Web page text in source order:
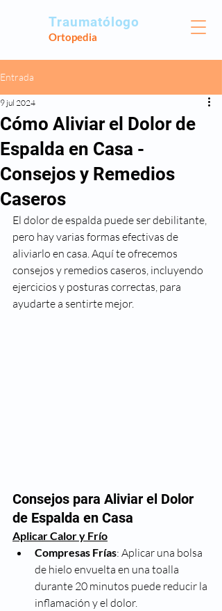
Traumatólogo
Ortopedia
Entrada
Cómo Aliviar el Dolor de
Espalda en Casa -
Consejos y Remedios
Caseros
9 jul 2024
El dolor de espalda puede ser debilitante,
pero hay varias formas efectivas de
aliviarlo en casa. Aquí te ofrecemos
consejos y remedios caseros, incluyendo
ejercicios y posturas correctas, para
ayudarte a sentirte mejor.
Consejos para Aliviar el Dolor
de Espalda en Casa
Aplicar Calor y Frío
Compresas Frías: Aplicar una bolsa
de hielo envuelta en una toalla
durante 20 minutos puede reducir la
inflamación y el dolor.